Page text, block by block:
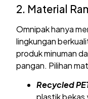
2. Material
Omnipak hanya
lingkungan
produk minuman
pangan. Pilihan
Recycled